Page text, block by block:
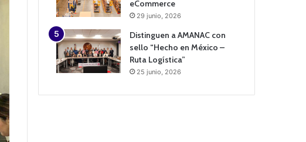
eCommerce
29 junio, 2026
Distinguen a AMANAC con
sello “Hecho en México –
Ruta Logística”
25 junio, 2026